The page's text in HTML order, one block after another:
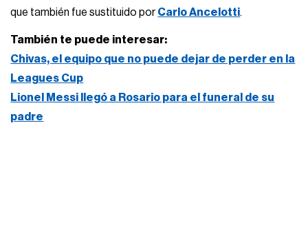
que también fue sustituido porCarlo Ancelotti.
También te puede interesar:
Chivas, el equipo que no puede dejar de perder en la
Leagues Cup
Lionel Messi llegó a Rosario para el funeral de su
padre